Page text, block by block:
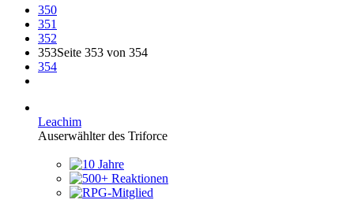
350
351
352
353Seite 353 von 354
354
Leachim
Auserwählter des Triforce